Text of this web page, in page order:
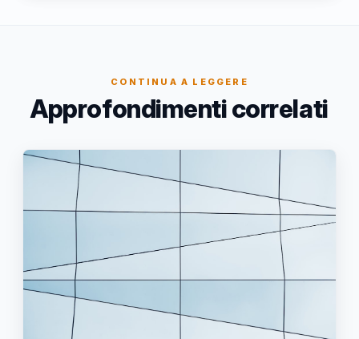
CONTINUA A LEGGERE
Approfondimenti correlati